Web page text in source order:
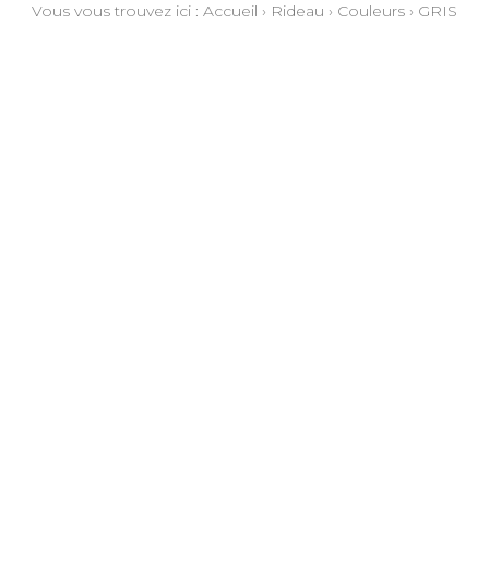
Vous vous trouvez ici : Accueil › Rideau › Couleurs › GRIS